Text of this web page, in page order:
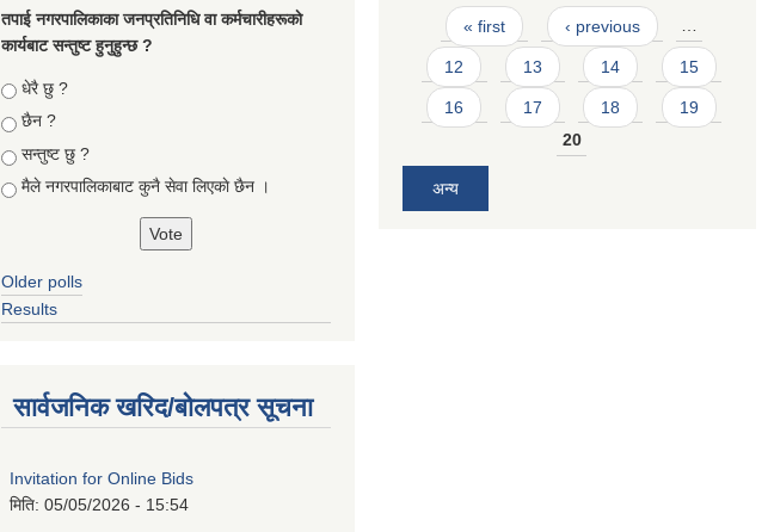
तपा‌ई नगरपालिकाका जनप्रतिनिधि वा कर्मचारीहरूकाे
कार्यबाट सन्तुष्ट हुनुहुन्छ ?
Choices
धेरै छु ?
छैन ?
सन्तुष्ट छु ?
मैले नगरपालिकाबाट कुनै सेवा लिएकाे छैन ।
Older polls
Results
सार्वजनिक खरिद/बोलपत्र सूचना
Invitation for Online Bids
मिति: 05/05/2026 - 15:54
Pages
« first ‹ previous …
12 13 14 15
16 17 18
19
20
अन्य